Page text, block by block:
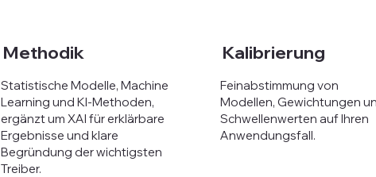
Methodik
Statistische Modelle, Machine
Learning und KI-Methoden,
ergänzt um XAI für erklärbare
Ergebnisse und klare
Begründung der wichtigsten
Treiber.
Kalibrierung
Feinabstimmung von
Modellen, Gewichtungen
Schwellenwerten auf Ihren
Anwendungsfall.